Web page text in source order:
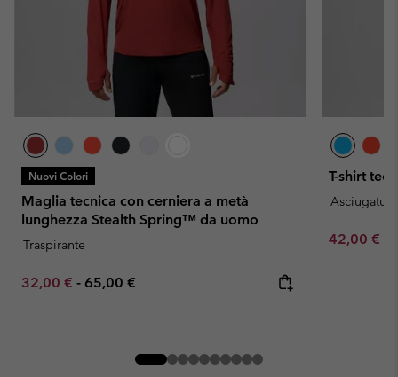
Nuovi Colori
Maglia tecnica con cerniera a metà
lunghezza Stealth Spring™ da uomo
Traspirante
Minimum sale price:
32,00 € - Maximum price:
65,00 €
T-shirt
Minimum
42,00 €